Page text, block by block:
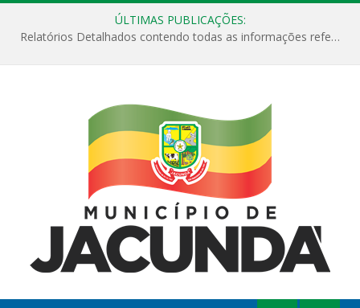
ÚLTIMAS PUBLICAÇÕES:
Relatórios Detalhados contendo todas as informações referentes a execução de recursos destinados ao fomento de projetos culturais no Município de Jacundá entre os anos de 2022 ao presente ano de 2026.